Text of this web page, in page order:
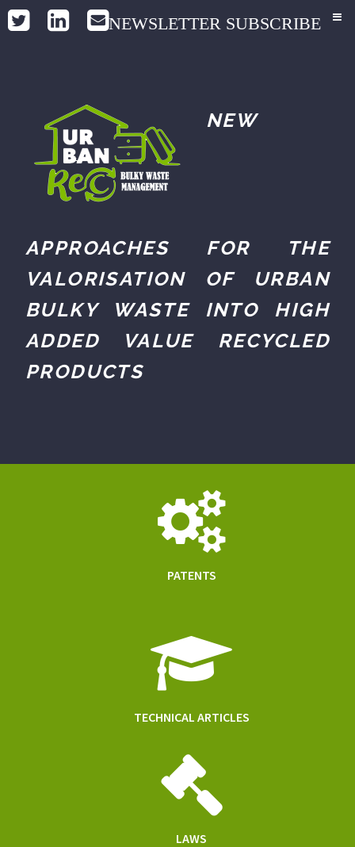
NEWSLETTER SUBSCRIBE
NEW
APPROACHES FOR THE
VALORISATION OF URBAN
BULKY WASTE INTO HIGH
ADDED VALUE RECYCLED
PRODUCTS
PATENTS
TECHNICAL ARTICLES
LAWS